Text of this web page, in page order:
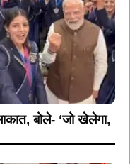
बोले- ‘जो खेलेगा,